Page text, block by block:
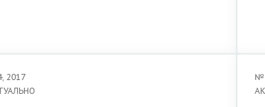
, 2017
№